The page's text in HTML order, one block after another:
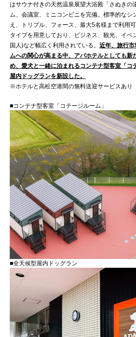
はサウナ付きの天然温泉展望大浴殿「さぬきの
ム、会議室、ミニコンビニを完備。標準的なシ
え、トリプル、フォース、最大5名様まで利用
タイプを用意しており、ビジネス、観光、イベ
国人)など幅広く利用されている。 近年、旅行
ムへの関心が高まる中、アパホテルとしても新
め、愛犬と一緒に泊まれるコンテナ型客室「コ
屋内ドッグランを新設した。
※ホテルと高松空港間の無料送迎サービスあり
■コンテナ型客室「コテージルーム」
■全天候型屋内ドッグラン